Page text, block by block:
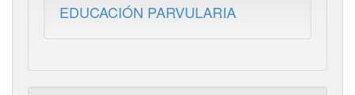
EDUCACIÓN PARVULARIA